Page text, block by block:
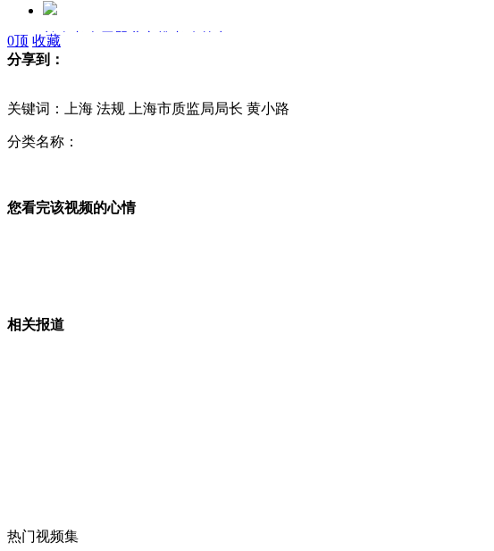
长春老人用婴儿车推老狗外出
新疆一载有59名旅客客车着火烧毁
0顶 收藏
分享到：
关键词：上海 法规 上海市质监局局长 黄小路
分类名称：
您看完该视频的心情
相关报道
热门视频集